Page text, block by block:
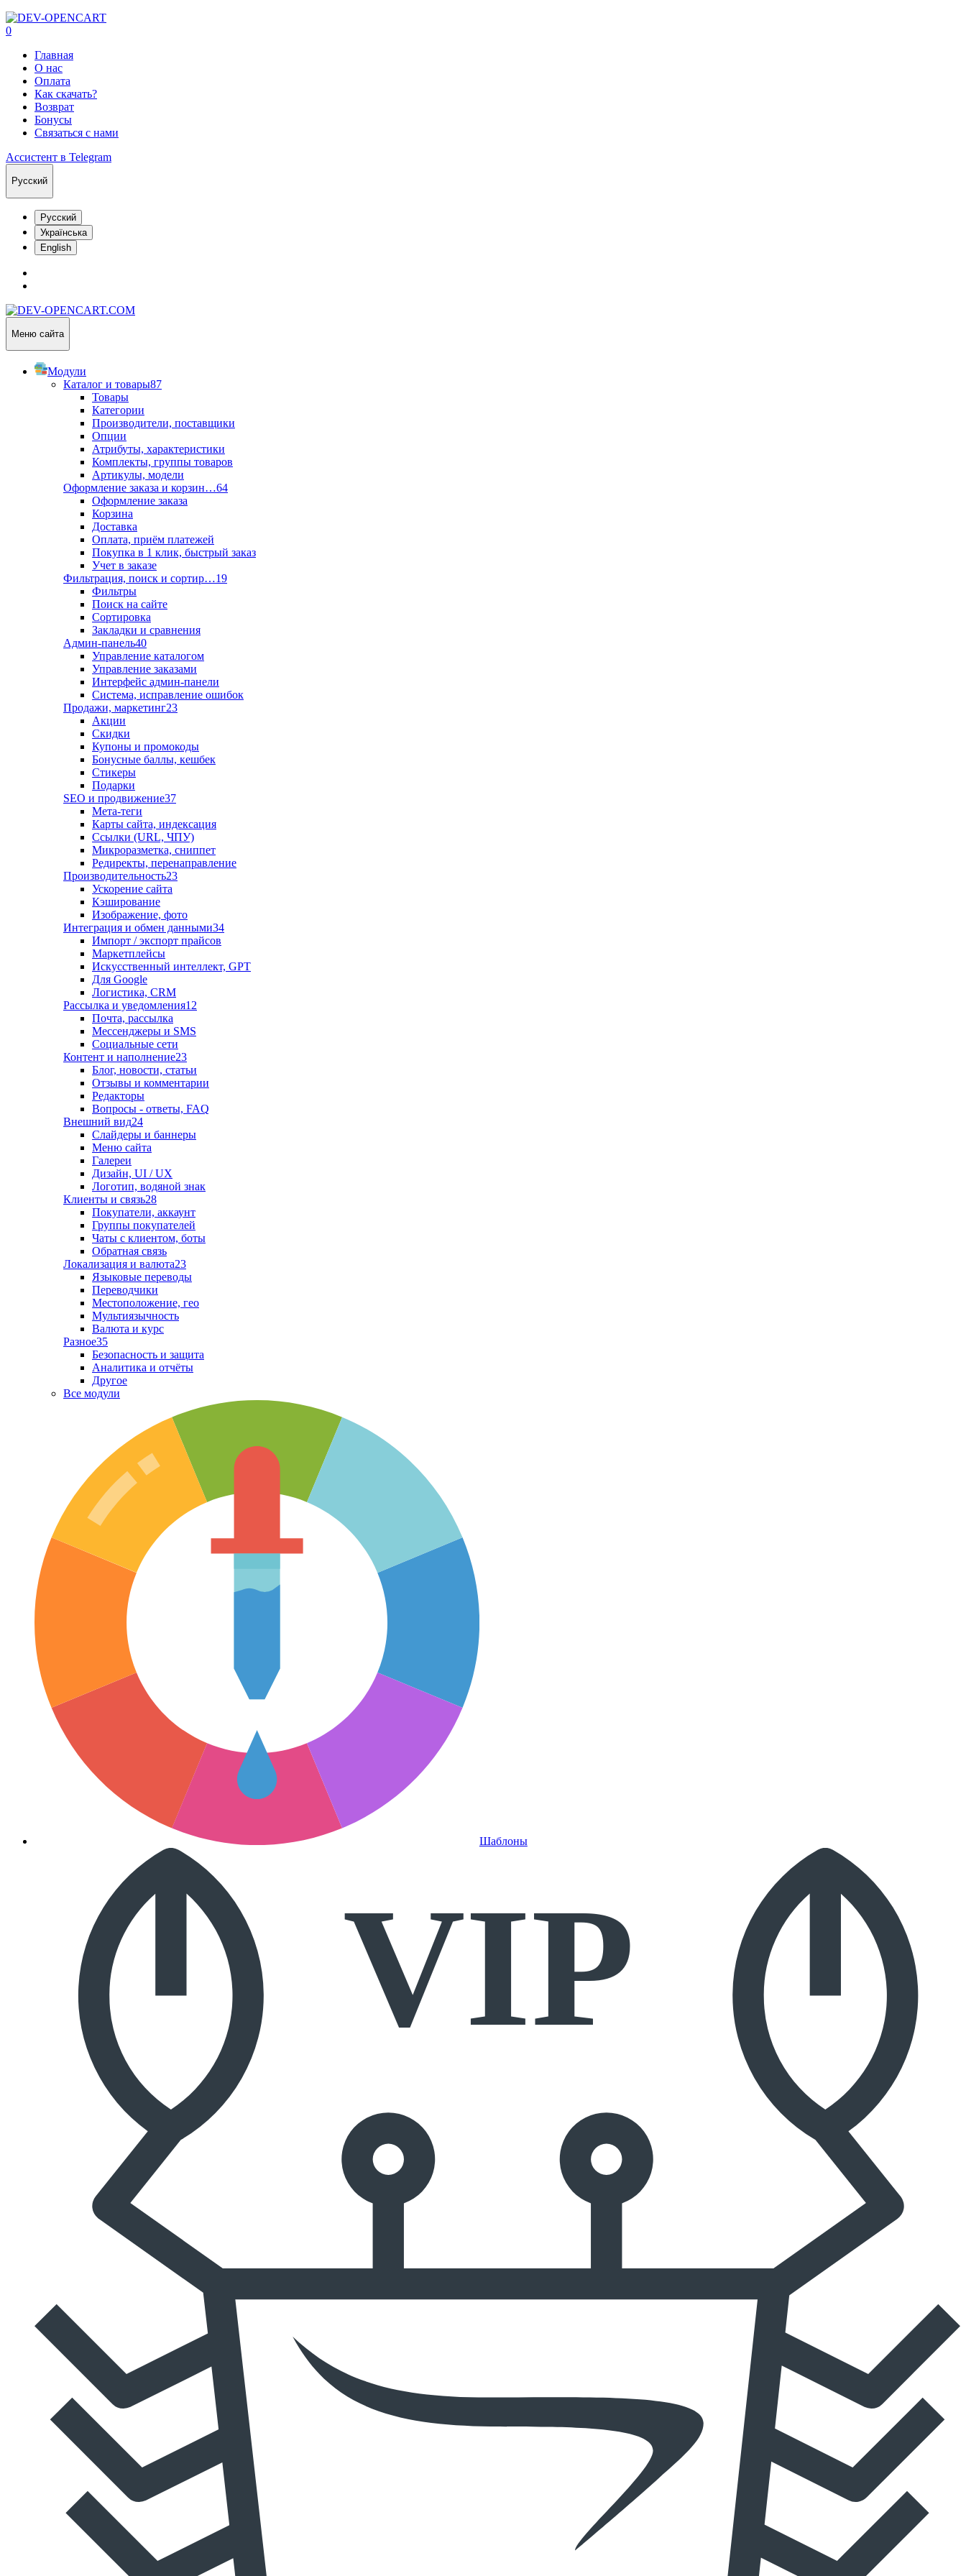
0
Главная
О нас
Оплата
Как скачать?
Возврат
Бонусы
Связаться с нами
Ассистент в Telegram
Русский
Русский
Українська
English
Меню сайта
Модули
Каталог и товары87
Товары
Категории
Производители, поставщики
Опции
Атрибуты, характеристики
Комплекты, группы товаров
Артикулы, модели
Оформление заказа и корзин…64
Оформление заказа
Корзина
Доставка
Оплата, приём платежей
Покупка в 1 клик, быстрый заказ
Учет в заказе
Фильтрация, поиск и сортир…19
Фильтры
Поиск на сайте
Сортировка
Закладки и сравнения
Админ-панель40
Управление каталогом
Управление заказами
Интерфейс админ-панели
Система, исправление ошибок
Продажи, маркетинг23
Акции
Скидки
Купоны и промокоды
Бонусные баллы, кешбек
Стикеры
Подарки
SEO и продвижение37
Мета-теги
Карты сайта, индексация
Ссылки (URL, ЧПУ)
Микроразметка, сниппет
Редиректы, перенаправление
Производительность23
Ускорение сайта
Кэширование
Изображение, фото
Интеграция и обмен данными34
Импорт / экспорт прайсов
Маркетплейсы
Искусственный интеллект, GPT
Для Google
Логистика, CRM
Рассылка и уведомления12
Почта, рассылка
Мессенджеры и SMS
Социальные сети
Контент и наполнение23
Блог, новости, статьи
Отзывы и комментарии
Редакторы
Вопросы - ответы, FAQ
Внешний вид24
Слайдеры и баннеры
Меню сайта
Галереи
Дизайн, UI / UX
Логотип, водяной знак
Клиенты и связь28
Покупатели, аккаунт
Группы покупателей
Чаты с клиентом, боты
Обратная связь
Локализация и валюта23
Языковые переводы
Переводчики
Местоположение, гео
Мультиязычность
Валюта и курс
Разное35
Безопасность и защита
Аналитика и отчёты
Другое
Все модули
Шаблоны